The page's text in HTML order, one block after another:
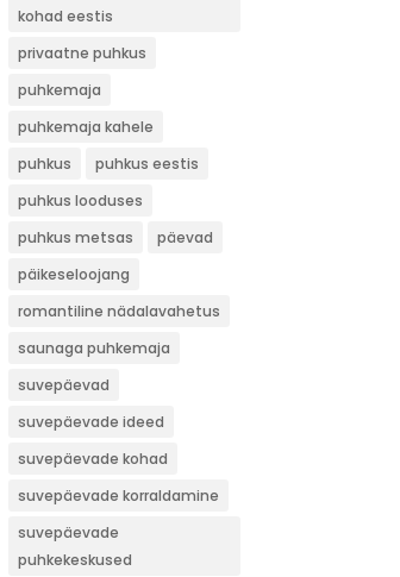
kohad eestis
privaatne puhkus
puhkemaja
puhkemaja kahele
puhkus
puhkus eestis
puhkus looduses
puhkus metsas
päevad
päikeseloojang
romantiline nädalavahetus
saunaga puhkemaja
suvepäevad
suvepäevade ideed
suvepäevade kohad
suvepäevade korraldamine
suvepäevade
puhkekeskused